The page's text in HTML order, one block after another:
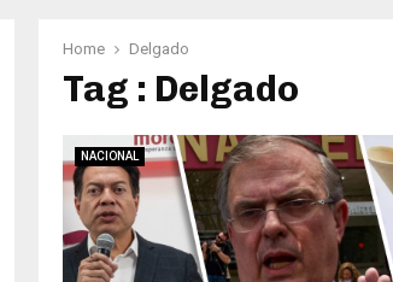
Home Delgado
Tag : Delgado
NACIONAL